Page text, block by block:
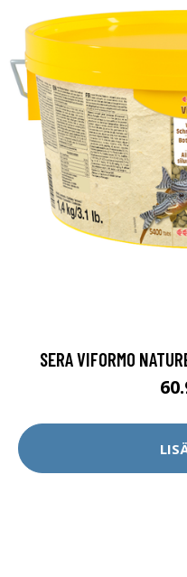
SERA VIFORMO